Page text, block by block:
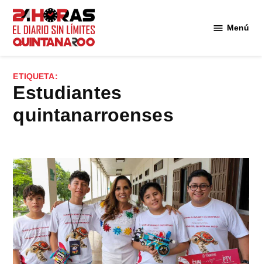
Saltar
contenido
Menú
ETIQUETA:
estudiantes
quintanarroenses